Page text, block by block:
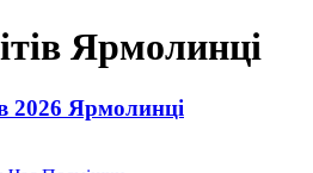
Ярмолинці
2026 Ярмолинці